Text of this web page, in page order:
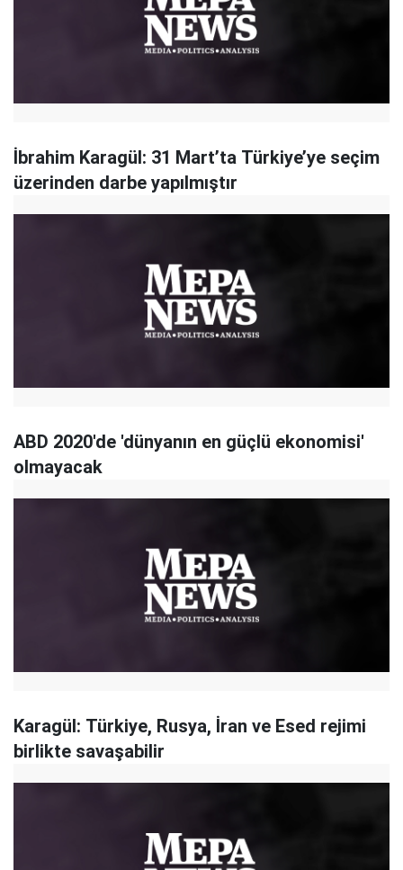
İbrahim Karagül: 31 Mart’ta Türkiye’ye seçim
üzerinden darbe yapılmıştır
ABD 2020'de 'dünyanın en güçlü ekonomisi'
olmayacak
Karagül: Türkiye, Rusya, İran ve Esed rejimi
birlikte savaşabilir